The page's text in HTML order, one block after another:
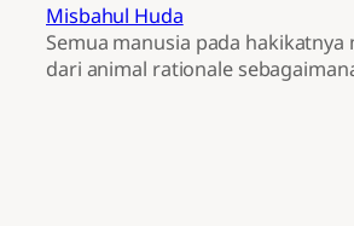
Misbahul Huda
Semua manusia pada
dari animal rationale